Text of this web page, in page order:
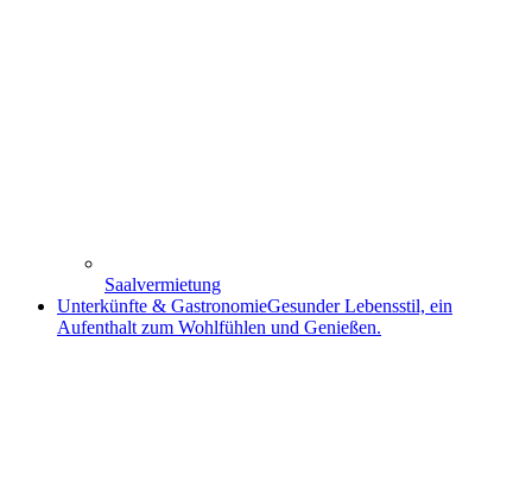
Saalvermietung
Unterkünfte & GastronomieGesunder Lebensstil, ein
Aufenthalt zum Wohlfühlen und Genießen.